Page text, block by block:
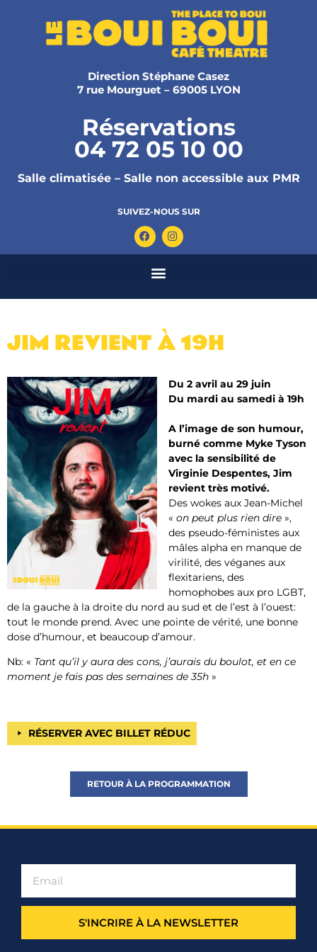
Direction Stéphane Casez
7 rue Mourguet – 69005 LYON
Réservations
04 72 05 10 00
Salle climatisée – Salle non accessible aux PMR
SUIVEZ-NOUS SUR
JIM REVIENT​ À 19H
Du 2 avril au 29 juin
Du mardi au samedi à 19h
A l’image de son humour,
burné comme Myke Tyson
avec la sensibilité de
Virginie Despentes, Jim
revient très motivé.
Des wokes aux Jean-Michel
« on peut plus rien dire »,
des pseudo-féministes aux
mâles alpha en manque de
virilité, des véganes aux
flexitariens, des
homophobes aux pro LGBT,
de la gauche à la droite du nord au sud et de l’est à l’ouest:
tout le monde prend. Avec une pointe de vérité, une bonne
dose d’humour, et beaucoup d’amour.
Nb: « Tant qu’il y aura des cons, j’aurais du boulot, et en ce
moment je fais pas des semaines de 35h »
RÉSERVER AVEC BILLET RÉDUC
RETOUR À LA PROGRAMMATION
S'INCRIRE À LA NEWSLETTER